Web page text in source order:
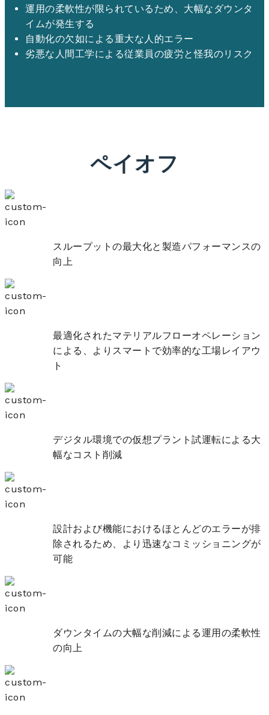
運用の柔軟性が限られているため、大幅なダウンタ
イムが発生する
自動化の欠如による重大な人的エラー
劣悪な人間工学による従業員の疲労と怪我のリスク
ペイオフ
スループットの最大化と製造パフォーマンスの
向上
最適化されたマテリアルフローオペレーション
による、よりスマートで効率的な工場レイアウ
ト
デジタル環境での仮想プラント試運転による大
幅なコスト削減
設計および機能におけるほとんどのエラーが排
除されるため、より迅速なコミッショニングが
可能
ダウンタイムの大幅な削減による運用の柔軟性
の向上